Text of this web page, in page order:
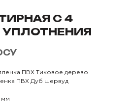
С 4
ПВХ Тиковое дерево
ПВХ Дуб шервуд
мм